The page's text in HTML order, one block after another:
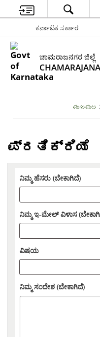
ಕರ್ನಾಟಕ ಸರ್ಕಾರ
ಚಾಮರಾಜನಗರ ಜಿಲ್ಲೆ
ಮುಖಪುಟ
ಪ್ರತಿಕ್ರಿಯೆ
ನಿಮ್ಮ ಹೆಸರು (ಬೇಕಾಗಿದೆ)
ನಿಮ್ಮ ಇ-ಮೇಲ್ ವಿಳಾಸ
ವಿಷಯ
ನಿಮ್ಮ ಸಂದೇಶ (ಬೇಕಾಗಿದೆ)